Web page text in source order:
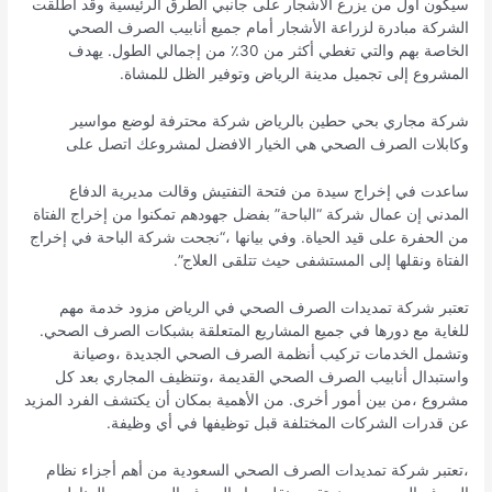
سيكون أول من يزرع الأشجار على جانبي الطرق الرئيسية وقد أطلقت
الشركة مبادرة لزراعة الأشجار أمام جميع أنابيب الصرف الصحي
الخاصة بهم والتي تغطي أكثر من 30٪ من إجمالي الطول. يهدف
المشروع إلى تجميل مدينة الرياض وتوفير الظل للمشاة.
شركة مجاري بحي حطين بالرياض شركة محترفة لوضع مواسير
وكابلات الصرف الصحي هي الخيار الافضل لمشروعك اتصل على
ساعدت في إخراج سيدة من فتحة التفتيش وقالت مديرية الدفاع
المدني إن عمال شركة “الباحة” بفضل جهودهم تمكنوا من إخراج الفتاة
من الحفرة على قيد الحياة. وفي بيانها ،“نجحت شركة الباحة في إخراج
الفتاة ونقلها إلى المستشفى حيث تتلقى العلاج”.
تعتبر شركة تمديدات الصرف الصحي في الرياض مزود خدمة مهم
للغاية مع دورها في جميع المشاريع المتعلقة بشبكات الصرف الصحي.
وتشمل الخدمات تركيب أنظمة الصرف الصحي الجديدة ،وصيانة
واستبدال أنابيب الصرف الصحي القديمة ،وتنظيف المجاري بعد كل
مشروع ،من بين أمور أخرى. من الأهمية بمكان أن يكتشف الفرد المزيد
عن قدرات الشركات المختلفة قبل توظيفها في أي وظيفة.
،تعتبر شركة تمديدات الصرف الصحي السعودية من أهم أجزاء نظام